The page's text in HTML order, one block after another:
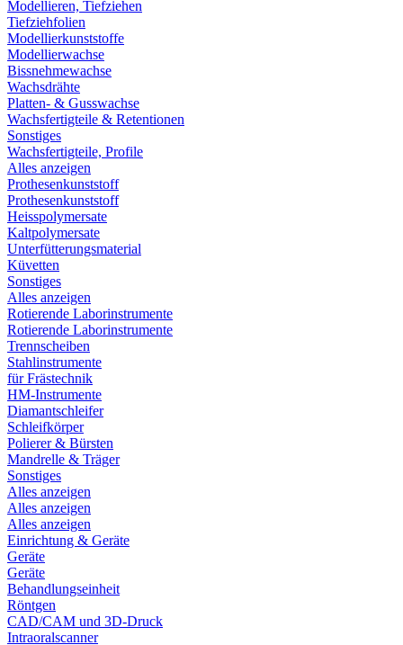
Modellieren, Tiefziehen
Tiefziehfolien
Modellierkunststoffe
Modellierwachse
Bissnehmewachse
Wachsdrähte
Platten- & Gusswachse
Wachsfertigteile & Retentionen
Sonstiges
Wachsfertigteile, Profile
Alles anzeigen
Prothesenkunststoff
Prothesenkunststoff
Heisspolymersate
Kaltpolymersate
Unterfütterungsmaterial
Küvetten
Sonstiges
Alles anzeigen
Rotierende Laborinstrumente
Rotierende Laborinstrumente
Trennscheiben
Stahlinstrumente
für Frästechnik
HM-Instrumente
Diamantschleifer
Schleifkörper
Polierer & Bürsten
Mandrelle & Träger
Sonstiges
Alles anzeigen
Alles anzeigen
Alles anzeigen
Einrichtung & Geräte
Geräte
Geräte
Behandlungseinheit
Röntgen
CAD/CAM und 3D-Druck
Intraoralscanner